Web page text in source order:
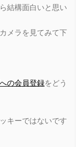
結構面白いと思い
メラを見てみて下
の会員登録をどう
キーではないです